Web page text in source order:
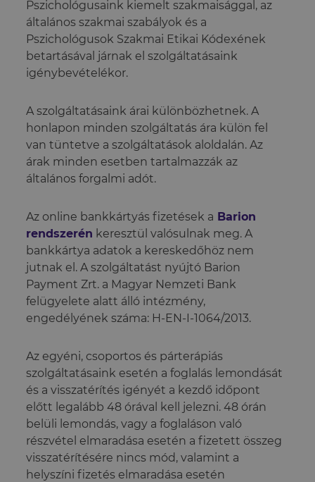
Pszichológusaink kiemelt szakmaisággal, az
általános szakmai szabályok és a
Pszichológusok Szakmai Etikai Kódexének
betartásával járnak el szolgáltatásaink
igénybevételékor.
A szolgáltatásaink árai különbözhetnek. A
honlapon minden szolgáltatás ára külön fel
van tüntetve a szolgáltatások aloldalán. Az
árak minden esetben tartalmazzák az
általános forgalmi adót.
Az online bankkártyás fizetések a Barion
rendszerén keresztül valósulnak meg. A
bankkártya adatok a kereskedőhöz nem
jutnak el. A szolgáltatást nyújtó Barion
Payment Zrt. a Magyar Nemzeti Bank
felügyelete alatt álló intézmény,
engedélyének száma: H-EN-I-1064/2013.
Az egyéni, csoportos és párterápiás
szolgáltatásaink esetén a foglalás lemondását
és a visszatérítés igényét a kezdő időpont
előtt legalább 48 órával kell jelezni. 48 órán
belüli lemondás, vagy a foglaláson való
részvétel elmaradása esetén a fizetett összeg
visszatérítésére nincs mód, valamint a
helyszíni fizetés elmaradása esetén